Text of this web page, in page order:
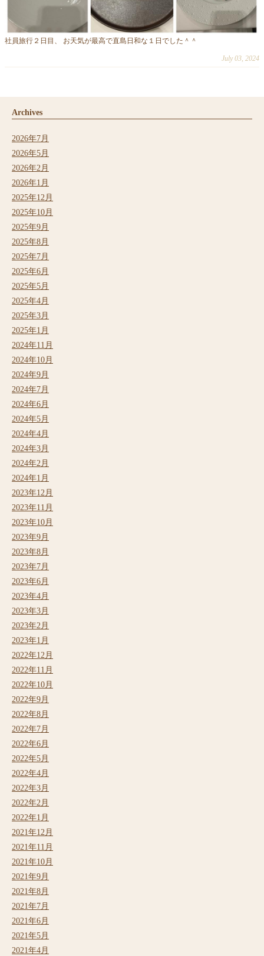
社員旅行２日目、 お天気が最高で直島日和な１日でした＾＾
July 03, 2024
Archives
2026年7月
2026年5月
2026年2月
2026年1月
2025年12月
2025年10月
2025年9月
2025年8月
2025年7月
2025年6月
2025年5月
2025年4月
2025年3月
2025年1月
2024年11月
2024年10月
2024年9月
2024年7月
2024年6月
2024年5月
2024年4月
2024年3月
2024年2月
2024年1月
2023年12月
2023年11月
2023年10月
2023年9月
2023年8月
2023年7月
2023年6月
2023年4月
2023年3月
2023年2月
2023年1月
2022年12月
2022年11月
2022年10月
2022年9月
2022年8月
2022年7月
2022年6月
2022年5月
2022年4月
2022年3月
2022年2月
2022年1月
2021年12月
2021年11月
2021年10月
2021年9月
2021年8月
2021年7月
2021年6月
2021年5月
2021年4月